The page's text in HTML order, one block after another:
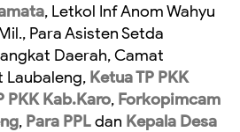
, Letkol Inf Anom Wahyu
Para Asisten Setda
Daerah, Camat
Laubaleng, Ketua TP PKK
PKK Kab.Karo, Forkopimcam
, Para PPLdan Kepala Desa